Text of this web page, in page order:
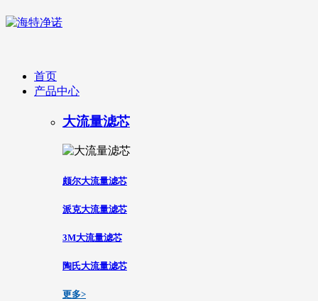
首页
产品中心
大流量滤芯
颇尔大流量滤芯
派克大流量滤芯
3M大流量滤芯
陶氏大流量滤芯
更多>